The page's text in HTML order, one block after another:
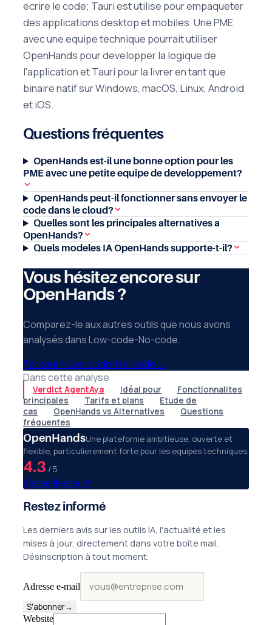
ecrire le code; Tauri est utilise pour empaqueter
des applications desktop et mobiles. Une PME
avec une equipe technique pourrait utiliser
OpenHands pour developper la logique de
l'application et Tauri pour la livrer en tant que
binaire natif sur Windows, macOS, Linux, Android
et iOS.
Questions fréquentes
OpenHands est-il une bonne option pour les
PME avec une petite equipe de developpement?
OpenHands peut-il fonctionner sans envoyer le
code dans le cloud?
Quelles sont les principales alternatives a
OpenHands?
Quels modeles IA OpenHands supporte-t-il?
Vous hésitez encore sur
OpenHands ?
Comparez-le aux autres outils que nous avons
analysés dans Low-code-No-code.
Parcourir Low-code-No-code→
Dans cette analyse
Verdict AgentAya Idéal pour
Fonctionnalites
principales
Tarifs et plans
Etude de
cas
OpenHands vs Alternatives
Questions
fréquentes
OpenHandsUne plateforme ambitieuse, ouverte et
flexible, particulierement forte pour les equipes techniques.
4.3 / 5
Visiter le site ↗
Restez informé
Les derniers avis sur les outils IA, l'actualité et les
mises à jour, directement dans votre boîte mail.
Désinscription à tout moment.
Adresse e-mail
S'abonner→
Website